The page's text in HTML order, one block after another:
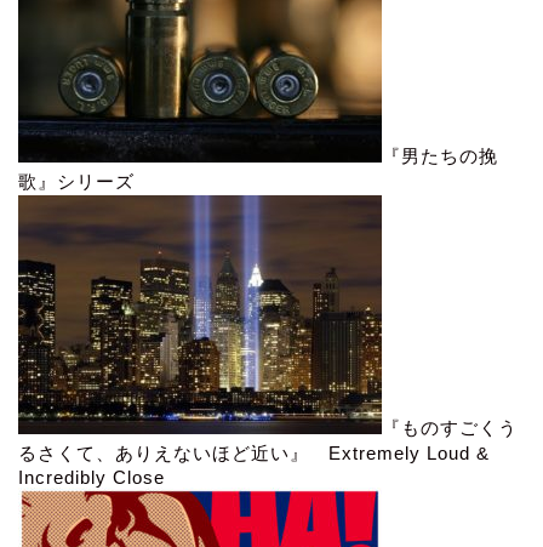
『男たちの挽
歌』シリーズ
『ものすごくう
るさくて、ありえないほど近い』 Extremely Loud &
Incredibly Close